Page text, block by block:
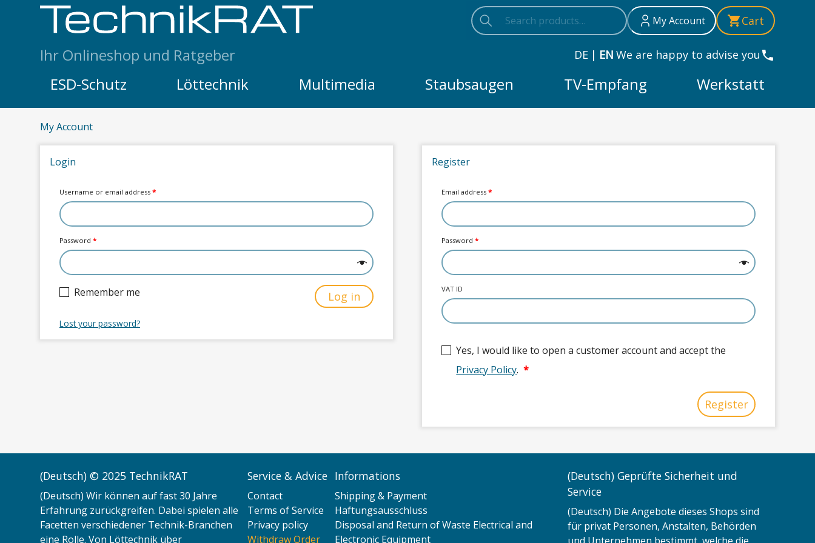
Skip to content
Search
Search
Search
My Account Cart
Ihr Onlineshop und Ratgeber DE | EN We are happy to advise you
ESD-Schutz Löttechnik Multimedia Staubsaugen TV-Empfang Werkstatt
My Account
Login
Username or email address *
Password *
Remember me Log in
Lost your password?
Register
Email address*
Password*
VAT ID
Yes, I would like to open a customer account and accept the
Privacy Policy. *
Register
(Deutsch) © 2025 TechnikRAT
(Deutsch) Wir können auf fast 30 Jahre
Erfahrung zurückgreifen. Dabei spielen alle
Facetten verschiedener Technik-Branchen
eine Rolle. Von Löttechnik über
Service & Advice
Contact
Terms of Service
Privacy policy
Withdraw Order
Informations
Shipping & Payment
Haftungsausschluss
Disposal and Return of Waste Electrical and
Electronic Equipment
(Deutsch) Geprüfte Sicherheit und
Service
(Deutsch) Die Angebote dieses Shops sind
für privat Personen, Anstalten, Behörden